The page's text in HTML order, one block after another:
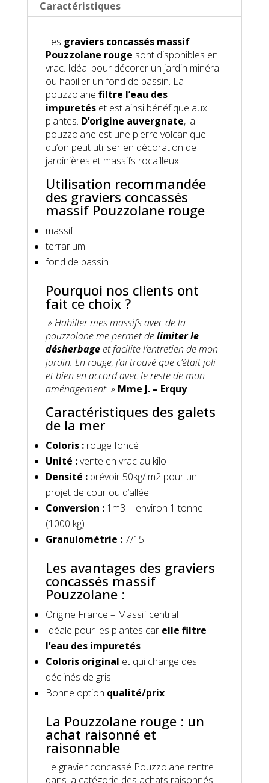
Caractéristiques
Les graviers concassés massif
Pouzzolane rouge sont disponibles en
vrac. Idéal pour décorer un jardin minéral
ou habiller un fond de bassin. La
pouzzolane filtre l’eau des
impuretéset est ainsi bénéfique aux
plantes. D’origine auvergnate, la
pouzzolane est une pierre volcanique
qu’on peut utiliser en décoration de
jardinières et massifs rocailleux
Utilisation recommandée
des graviers concassés
massif Pouzzolane rouge
massif
terrarium
fond de bassin
Pourquoi nos clients ont
fait ce choix ?
» Habiller mes massifs avec de la
pouzzolane me permet delimiter le
désherbageet facilite l’entretien de mon
jardin. En rouge, j’ai trouvé que c’était joli
et bien en accord avec le reste de mon
aménagement. » Mme J. – Erquy
Caractéristiques des galets
de la mer
Coloris :rouge foncé
Unité :vente en vrac au kilo
Densité :prévoir 50kg/ m2 pour un
projet de cour ou d’allée
Conversion :1m3 = environ 1 tonne
(1000 kg)
Granulométrie :7/15
Les avantages des graviers
concassés massif
Pouzzolane :
Origine France – Massif central
Idéale pour les plantes carelle filtre
l’eau des impuretés
Coloris original et qui change des
déclinés de gris
Bonne option qualité/prix
La Pouzzolane rouge : un
achat raisonné et
raisonnable
Le gravier concassé Pouzzolane rentre
dans la catégorie des achats raisonnés